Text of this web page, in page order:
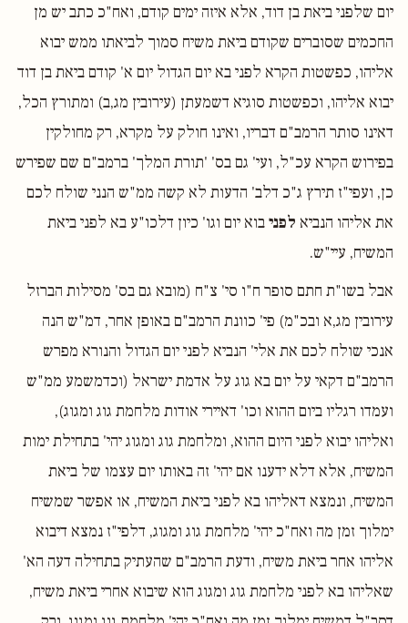
יום שלפני ביאת בן דוד, אלא איזה ימים קודם, ואח"כ כתב יש מן
החכמים שסוברים שקודם ביאת משיח סמוך לביאתו ממש יבוא
אליהו, כפשטות הקרא לפני בא יום הגדול יום א' קודם ביאת בן דוד
יבוא אליהו, וכפשטות סוגיא דשמעתן (עירובין מג,ב) ומתורץ הכל,
דאינו סותר הרמב"ם דבריו, ואינו חולק על מקרא, רק מחולקין
בפירוש הקרא עכ"ל, ועי' גם בס' 'תורת המלך' ברמב"ם שם שפירש
כן, ועפי"ז תירץ ג"כ דלב' הדעות לא קשה ממ"ש הנני שולח לכם
את אליהו הנביא לפניבוא יום וגו' כיון דלכו"ע בא לפני ביאת
המשיח, עיי"ש.
אבל בשו"ת חתם סופר ח"ו סי' צ"ח (מובא גם בס' מסילות הברזל
עירובין מג,א ובכ"מ) פי' כוונת הרמב"ם באופן אחר, דמ"ש הנה
אנכי שולח לכם את אלי' הנביא לפני יום הגדול והנורא מפרש
הרמב"ם דקאי על יום בא גוג על אדמת ישראל (וכדמשמע ממ"ש
ועמדו רגליו ביום ההוא וכו' דאיירי אודות מלחמת גוג ומגוג),
ואליהו יבוא לפני היום ההוא, ומלחמת גוג ומגוג יהי' בתחילת ימות
המשיח, אלא דלא ידענו אם יהי' זה באותו יום עצמו של ביאת
המשיח, ונמצא דאליהו בא לפני ביאת המשיח, או אפשר שמשיח
ימלוך זמן מה ואח"כ יהי' מלחמת גוג ומגוג, דלפי"ז נמצא דיבוא
אליהו אחר ביאת משיח, ודעת הרמב"ם שהעתיק בתחילה דעה הא'
שאליהו בא לפני מלחמת גוג ומגוג הוא שיבוא אחרי ביאת משיח,